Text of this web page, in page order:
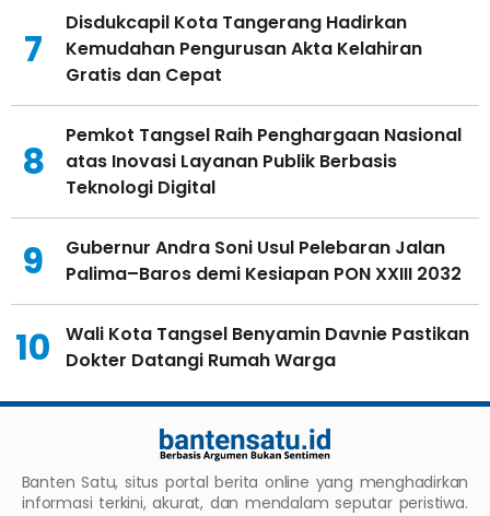
7
Disdukcapil Kota Tangerang Hadirkan
Kemudahan Pengurusan Akta Kelahiran
Gratis dan Cepat
8
Pemkot Tangsel Raih Penghargaan Nasional
atas Inovasi Layanan Publik Berbasis
Teknologi Digital
9
Gubernur Andra Soni Usul Pelebaran Jalan
Palima–Baros demi Kesiapan PON XXIII 2032
10
Wali Kota Tangsel Benyamin Davnie Pastikan
Dokter Datangi Rumah Warga
Banten Satu, situs portal berita online yang menghadirkan
informasi terkini, akurat, dan mendalam seputar peristiwa.